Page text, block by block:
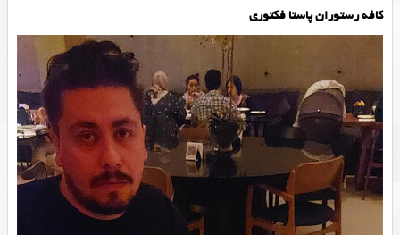
کافه رستوران پاستا فکتوری